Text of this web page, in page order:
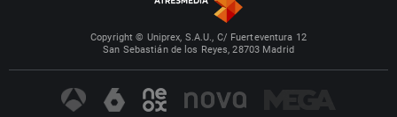
Copyright © Uniprex, S.A.U., C/ Fuerteventura 12
San Sebastián de los Reyes, 28703 Madrid